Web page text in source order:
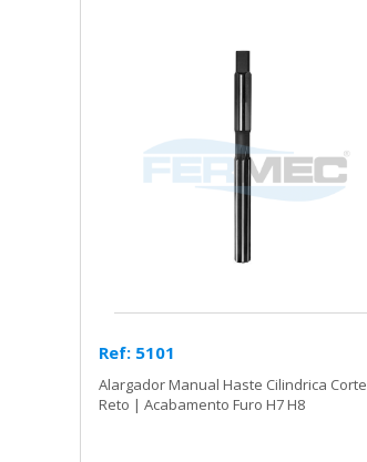
Ref: 5101
Alargador Manual Haste Cilindrica Corte
Reto | Acabamento Furo H7 H8